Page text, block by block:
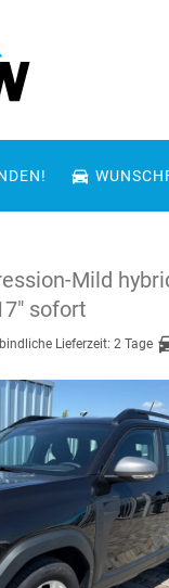
Mild
sofort
Lieferzeit: 2 Tage